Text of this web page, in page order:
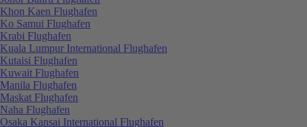
Khon Kaen Flughafen
Ko Samui Flughafen
Krabi Flughafen
Kuala Lumpur International Flughafen
Kutaisi Flughafen
Kuwait Flughafen
Manila Flughafen
Maskat Flughafen
Naha Flughafen
Osaka Kansai International Flughafen